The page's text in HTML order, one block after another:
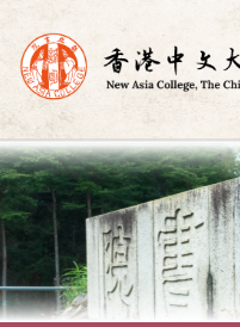
Skip
to
content